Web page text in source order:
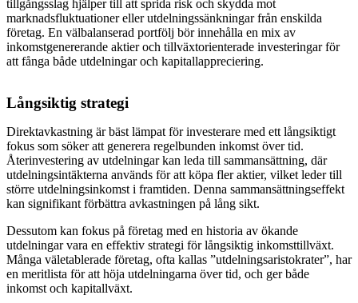
tillgångsslag hjälper till att sprida risk och skydda mot
marknadsfluktuationer eller utdelningssänkningar från enskilda
företag. En välbalanserad portfölj bör innehålla en mix av
inkomstgenererande aktier och tillväxtorienterade investeringar för
att fånga både utdelningar och kapitallappreciering.
Långsiktig strategi
Direktavkastning är bäst lämpat för investerare med ett långsiktigt
fokus som söker att generera regelbunden inkomst över tid.
Återinvestering av utdelningar kan leda till sammansättning, där
utdelningsintäkterna används för att köpa fler aktier, vilket leder till
större utdelningsinkomst i framtiden. Denna sammansättningseffekt
kan signifikant förbättra avkastningen på lång sikt.
Dessutom kan fokus på företag med en historia av ökande
utdelningar vara en effektiv strategi för långsiktig inkomsttillväxt.
Många väletablerade företag, ofta kallas ”utdelningsaristokrater”, har
en meritlista för att höja utdelningarna över tid, och ger både
inkomst och kapitallväxt.